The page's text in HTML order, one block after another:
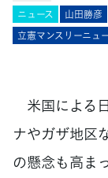
ニュース 山田勝彦
立憲マンスリーニュ
米国による
ナやガザ地区
の懸念も高ま